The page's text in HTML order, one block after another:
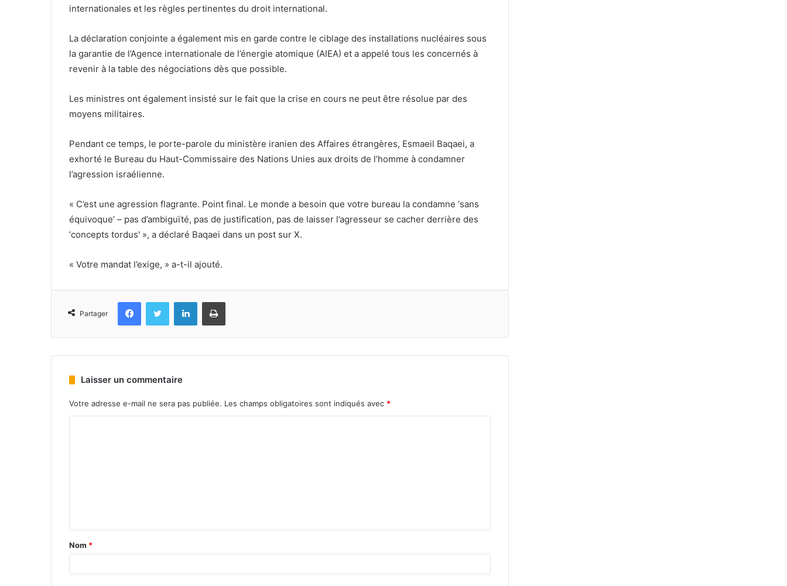
internationales et les règles pertinentes du droit international.
La déclaration conjointe a également mis en garde contre le ciblage des installations nucléaires sous
la garantie de l’Agence internationale de l’énergie atomique (AIEA) et a appelé tous les concernés à
revenir à la table des négociations dès que possible.
Les ministres ont également insisté sur le fait que la crise en cours ne peut être résolue par des
moyens militaires.
Pendant ce temps, le porte-parole du ministère iranien des Affaires étrangères, Esmaeil Baqaei, a
exhorté le Bureau du Haut-Commissaire des Nations Unies aux droits de l’homme à condamner
l’agression israélienne.
« C’est une agression flagrante. Point final. Le monde a besoin que votre bureau la condamne ‘sans
équivoque’ – pas d’ambiguïté, pas de justification, pas de laisser l’agresseur se cacher derrière des
‘concepts tordus' », a déclaré Baqaei dans un post sur X.
« Votre mandat l’exige, » a-t-il ajouté.
Partager
FacebookTwitter LinkedinImprimer
Laisser un commentaire
Votre adresse e-mail ne sera pas publiée. Les champs obligatoires sont indiqués avec *
Nom *